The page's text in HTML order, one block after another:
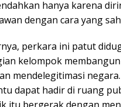
hanya karena
dengan cara yang
perkara ini patut
kelompok
mendelegitimasi
dapat hadir di ruang